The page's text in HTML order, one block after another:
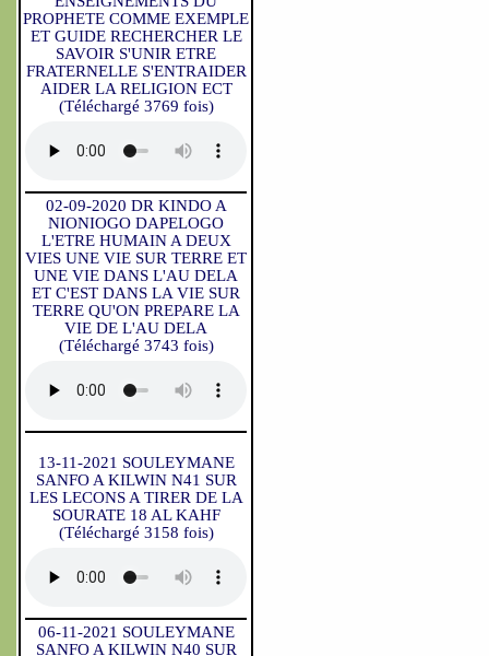
PROPHETE COMME EXEMPLE
ET GUIDE RECHERCHER LE
SAVOIR S'UNIR ETRE
FRATERNELLE S'ENTRAIDER
AIDER LA RELIGION ECT
(Téléchargé 3769 fois)
02-09-2020 DR KINDO A
NIONIOGO DAPELOGO
L'ETRE HUMAIN A DEUX
VIES UNE VIE SUR TERRE ET
UNE VIE DANS L'AU DELA
ET C'EST DANS LA VIE SUR
TERRE QU'ON PREPARE LA
VIE DE L'AU DELA
(Téléchargé 3743 fois)
13-11-2021 SOULEYMANE
SANFO A KILWIN N41 SUR
LES LECONS A TIRER DE LA
SOURATE 18 AL KAHF
(Téléchargé 3158 fois)
06-11-2021 SOULEYMANE
SANFO A KILWIN N40 SUR